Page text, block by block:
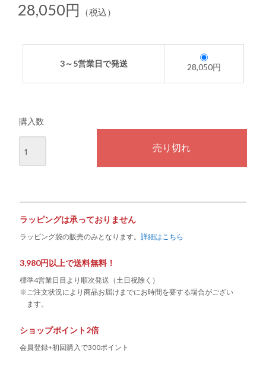
28,050円 （税込）
3～5営業日で発送 28,050円
購入数
ラッピングは承っておりません
ラッピング袋の販売のみとなります。詳細はこちら
3,980円以上で送料無料！
標準4営業日目より順次発送（土日祝除く）
※ご注文状況により商品お届けまでにお時間を要する場合がござい
ます。
ショップポイント2倍
会員登録+初回購入で300ポイント